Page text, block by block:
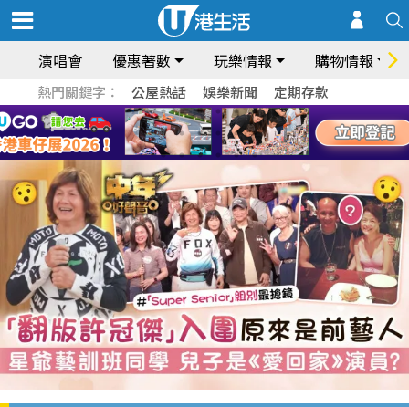
演唱會 優惠著數 玩樂情報 購物情報
熱門關鍵字： 公屋熱話 娛樂新聞 定期存款